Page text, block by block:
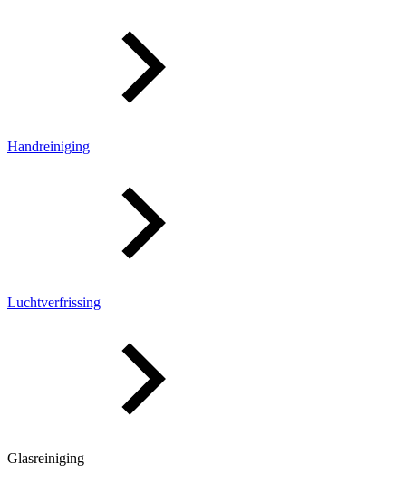
Handreiniging
Luchtverfrissing
Glasreiniging